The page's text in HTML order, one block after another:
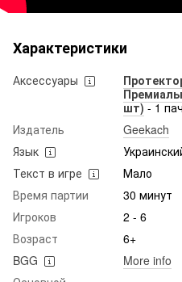
Характеристики
Аксессуары
шт)- 1
Издатель
Geekach
Язык
Текст в игре
Мало
Время партии
30 минут
Игроков
2 - 6
Возраст
6+
BGG
More info